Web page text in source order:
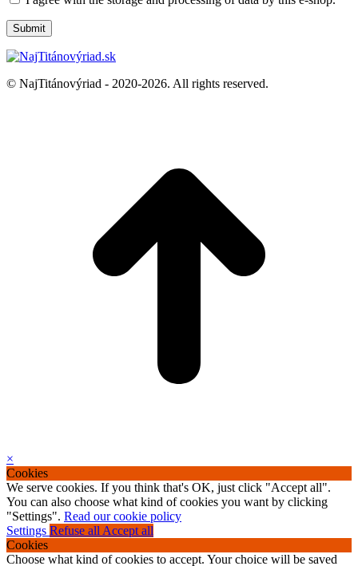
© NajTitánovýriad - 2020-2026. All rights reserved.
×
Cookies
We serve cookies. If you think that's OK, just click "Accept all".
You can also choose what kind of cookies you want by clicking
"Settings". Read our cookie policy
Settings Refuse all Accept all
Cookies
Choose what kind of cookies to accept. Your choice will be saved